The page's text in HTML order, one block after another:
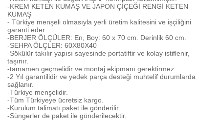
-KREM KETEN KUMAŞ VE JAPON ÇİÇEĞİ RENGİ KETEN
KUMAŞ
- Türkiye menşeli olmasıyla yerli üretim kalitesini ve işçiliğini
garanti eder.
-BERJER ÖLÇÜLER: En, Boy: 60 x 70 cm. Derinlik 60 cm.
-SEHPA ÖLÇLER: 60X80X40
-Sökülür takılır yapısı sayesinde portatiftir ve kolay istiflenir,
taşınır.
-tamamen geçmelidir ve montaj ekipmanı gerektirmez.
-2 Yıl garantilidir ve yedek parça desteği muhtelif durumlarda
sağlanır.
-Türkiye menşelidir.
-Tüm Türkiyeye ücretsiz kargo.
-Kurulum talimatı paket ile gönderilir.
-Süngerler de paket ile gönderilecektir.